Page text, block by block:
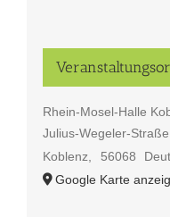
Rhein-Mosel-Halle
Julius-Wegeler-
Koblenz, 56068
Google Karte